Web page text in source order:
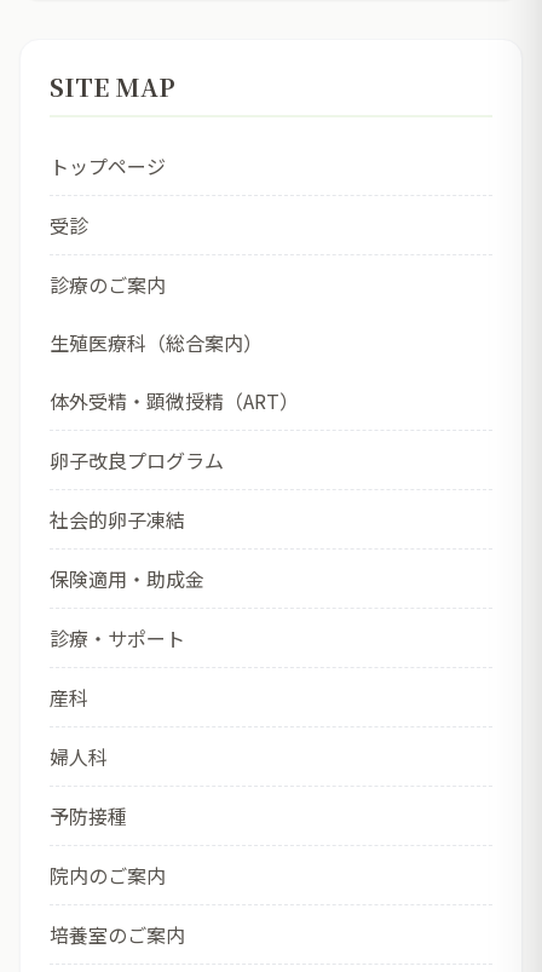
SITE MAP
トップページ
受診
診療のご案内
生殖医療科（総合案内）
体外受精・顕微授精（ART）
卵子改良プログラム
社会的卵子凍結
保険適用・助成金
診療・サポート
産科
婦人科
予防接種
院内のご案内
培養室のご案内